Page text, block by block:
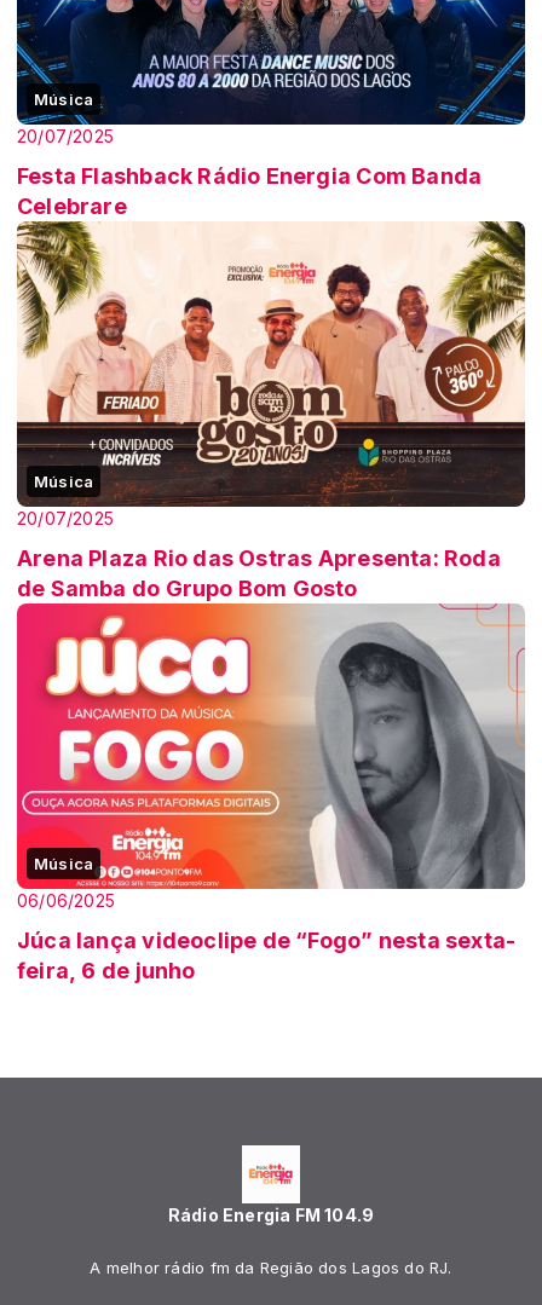
Música
20/07/2025
Festa Flashback Rádio Energia Com Banda
Celebrare
Música
20/07/2025
Arena Plaza Rio das Ostras Apresenta: Roda
de Samba do Grupo Bom Gosto
Música
06/06/2025
Júca lança videoclipe de “Fogo” nesta sexta-
feira, 6 de junho
Rádio Energia FM 104.9
A melhor rádio fm da Região dos Lagos do RJ.